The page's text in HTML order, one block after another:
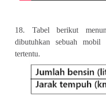
18. Tabel berikut
dibutuhkan sebuah
tertentu.